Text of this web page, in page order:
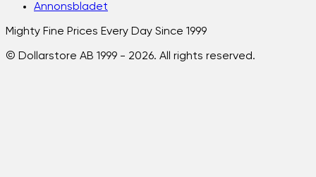
Annonsbladet
Mighty Fine Prices Every Day Since 1999
© Dollarstore AB 1999 - 2026. All rights reserved.